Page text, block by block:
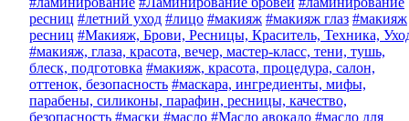
ресниц #летний уход #лицо #макияж #макияж глаз #макияж
ресниц #Макияж, Брови, Ресницы, Краситель, Техника,
#макияж, глаза, красота, вечер, мастер-класс, тени, тушь,
блеск, подготовка #макияж, красота, процедура, салон,
оттенок, безопасность #маскара, ингредиенты, мифы,
парабены, силиконы, парафин, ресницы, качество,
безопасность #маски #масло #Масло авокадо #масло для